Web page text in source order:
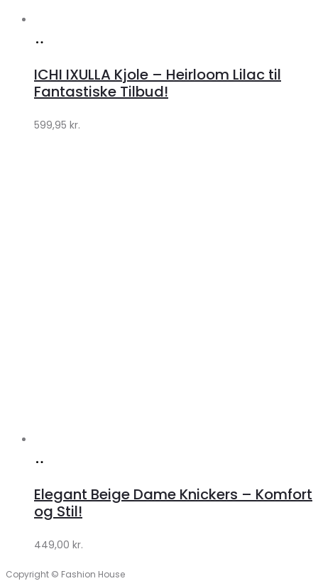
Klædeskabet.dk
ICHI IXULLA Kjole – Heirloom Lilac til
Fantastiske Tilbud!
599,95 kr.
Klædeskabet.dk
Elegant Beige Dame Knickers – Komfort
og Stil!
449,00 kr.
Copyright © Fashion House